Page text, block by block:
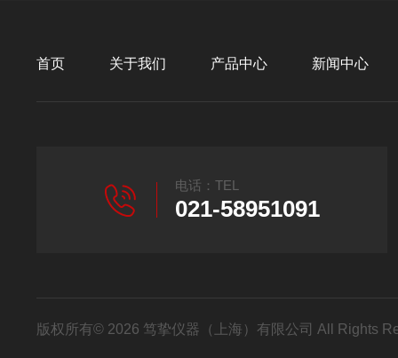
首页 关于我们 产品中心 新闻中心
电话：TEL
021-58951091
版权所有© 2026 笃挚仪器（上海）有限公司 All Rights